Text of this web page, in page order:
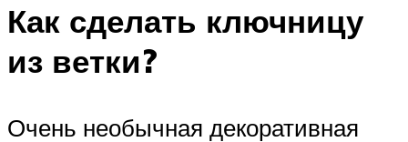
Как сделать ключницу
из ветки?
Очень необычная декоративная